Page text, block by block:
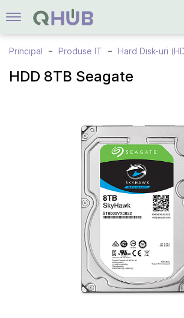
Principal Produse IT Hard Disk-uri
HDD 8TB Seagate